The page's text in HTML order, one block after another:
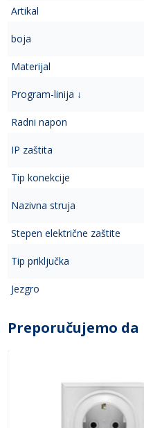
Artikal
boja
Materijal
Program-linija ↓
Radni napon
IP zaštita
Tip konekcije
Nazivna struja
Stepen električne zaštite
Tip priključka
Jezgro
Preporučujemo